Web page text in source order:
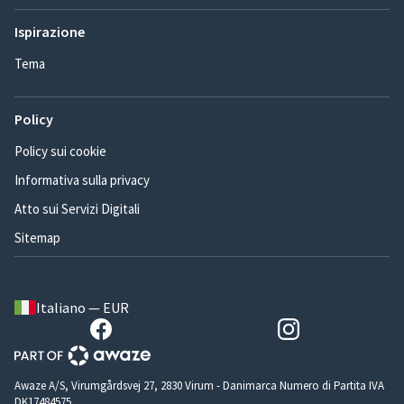
Ispirazione
Tema
Policy
Policy sui cookie
Informativa sulla privacy
Atto sui Servizi Digitali
Sitemap
Italiano — EUR
Awaze A/S, Virumgårdsvej 27, 2830 Virum - Danimarca Numero di Partita IVA